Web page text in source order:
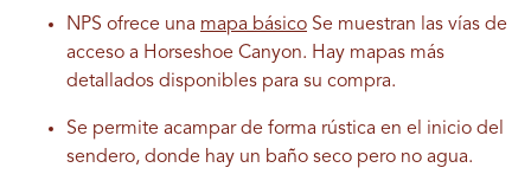
NPS ofrece una mapa básico Se muestran las vías de
acceso a Horseshoe Canyon. Hay mapas más
detallados disponibles para su compra.
Se permite acampar de forma rústica en el inicio del
sendero, donde hay un baño seco pero no agua.